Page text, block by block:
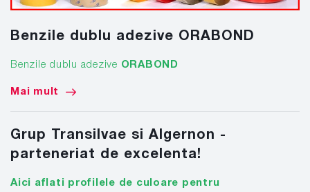
Benzile dublu adezive ORABOND
Benzile dublu adezive ORABOND
Mai mult
Grup Transilvae si Algernon -
parteneriat de excelenta!
Aici aflati profilele de culoare pentru